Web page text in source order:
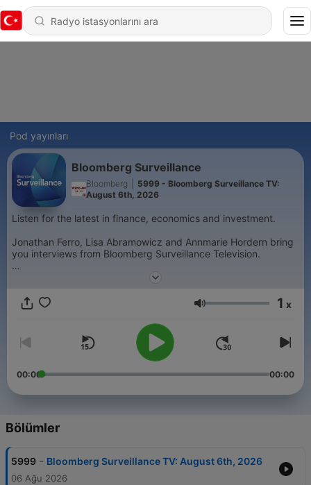
Pod yayınları
Bloomberg Surveillance
Bloomberg
5999 - Bloomberg Surveillance TV:
August 6th, 2026
Listen for the latest in finance, economics and investment.
Jonathan Ferro, Lisa Abramowicz and Annmarie Hordern bring
you interviews from Bloomberg Surveillance Television.
Join Tom Keene and Paul Sweeney for the best conversations
Watch Surveillance TV LIVE each mornings:
Watch Surveillance Radio LIVE weekday mornings:
Ses 1 x
00:00 00:00
Bölümler
5999 - Bloomberg Surveillance TV: August 6th, 2026
06 Ağu 2026